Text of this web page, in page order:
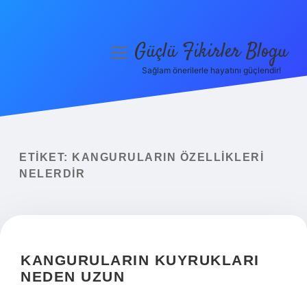
Yasal Uyarı
menüyüGüçlü Fikirler Blogu
Sağlam önerilerle hayatını güçlendir!
ETIKET:
KANGURULARIN ÖZELLIKLERI
NELERDIR
KANGURULARIN KUYRUKLARI
NEDEN UZUN